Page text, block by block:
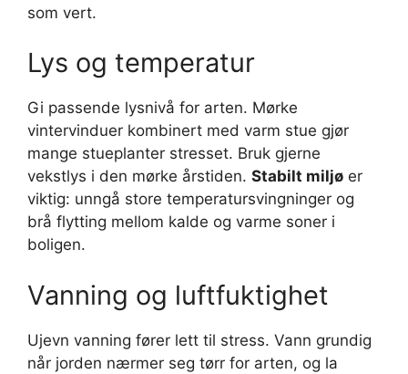
som vert.
Lys og temperatur
Gi passende lysnivå for arten. Mørke
vintervinduer kombinert med varm stue gjør
mange stueplanter stresset. Bruk gjerne
vekstlys i den mørke årstiden. Stabilt miljø er
viktig: unngå store temperatursvingninger og
brå flytting mellom kalde og varme soner i
boligen.
Vanning og luftfuktighet
Ujevn vanning fører lett til stress. Vann grundig
når jorden nærmer seg tørr for arten, og la